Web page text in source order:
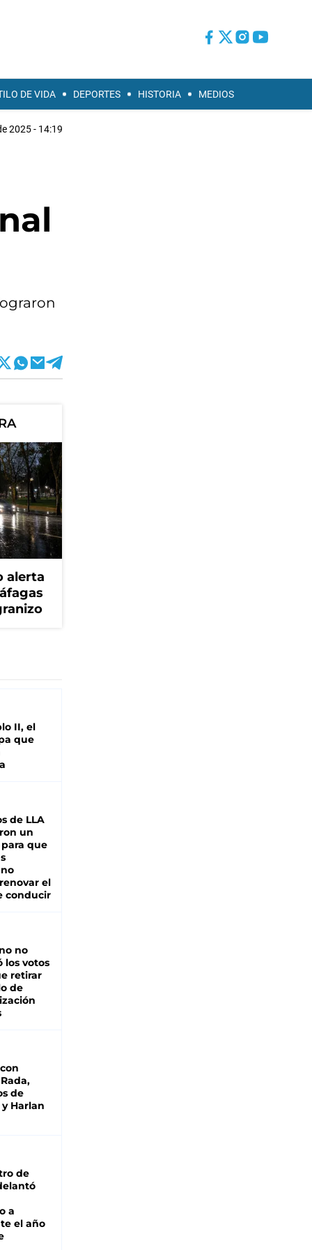
DE VIDA DEPORTES HISTORIA MEDIOS
2025 - 14:19
alerta
II, el
que
de LLA
un
que
el
conducir
no
los votos
retirar
de
de
Harlan
de
a
el año